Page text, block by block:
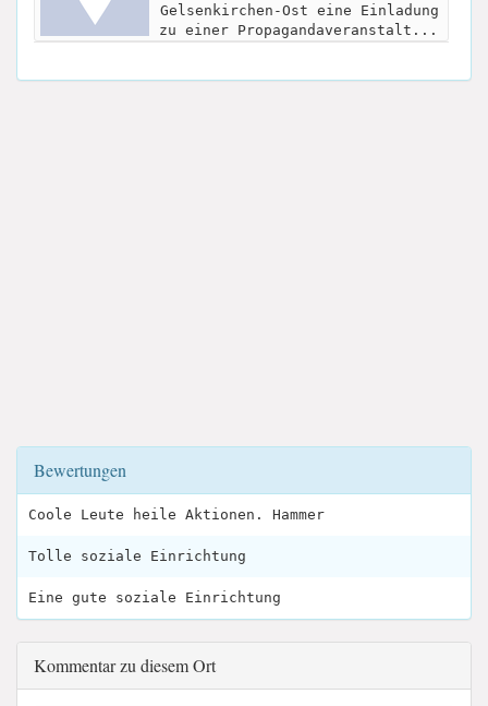
Gelsenkirchen-Ost eine Einladung
zu einer Propagandaveranstalt...
Bewertungen
Coole Leute heile Aktionen. Hammer
Tolle soziale Einrichtung
Eine gute soziale Einrichtung
Kommentar zu diesem Ort